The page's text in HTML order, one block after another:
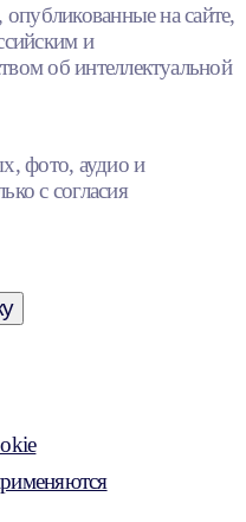
на сайте,
и
об интеллектуальной
фото, аудио и
с согласия